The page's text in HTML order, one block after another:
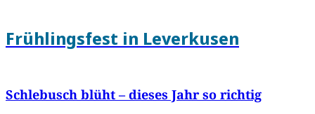
Frühlingsfest in Leverkusen
Schlebusch blüht – dieses Jahr so richtig